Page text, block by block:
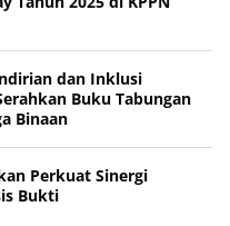
dan Inklusi
Buku Tabungan
Binaan
Perkuat Sinergi
Bukti